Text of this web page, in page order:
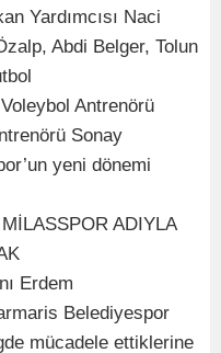
Yardımcısı Naci
Abdi Belger, Tolun
Antrenörü
Sonay
yeni dönemi
ADIYLA
Erdem
Belediyespor
mücadele ettiklerine